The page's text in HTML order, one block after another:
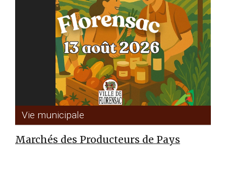
Vie municipale
Marchés des Producteurs de Pays